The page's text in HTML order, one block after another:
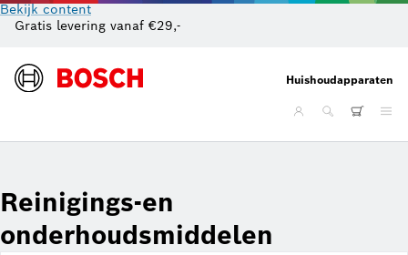
Bekijk content
Gratis levering vanaf €29,-
Huishoudapparaten
Reinigings-en
onderhoudsmiddelen